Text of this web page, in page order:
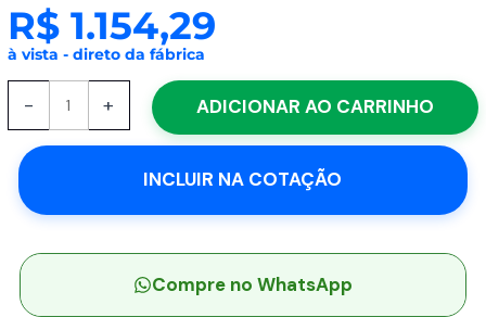
R$1.154,29
à vista - direto da fábrica
-
Carregador
de
346W
264VAC
+ ADICIONAR AO CARRINHO
INCLUIR NA COTAÇÃO
Compre no WhatsApp